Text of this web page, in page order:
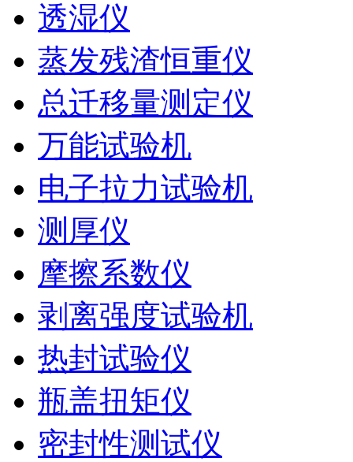
透湿仪
蒸发残渣恒重仪
总迁移量测定仪
万能试验机
电子拉力试验机
测厚仪
摩擦系数仪
剥离强度试验机
热封试验仪
瓶盖扭矩仪
密封性测试仪